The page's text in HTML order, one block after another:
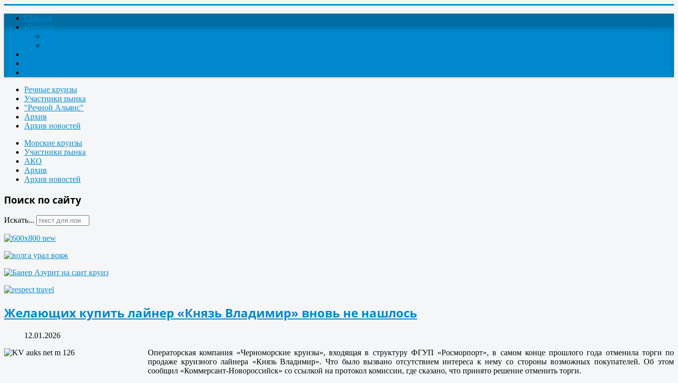
Главная
Новости
Речные круизы
Участники рынка
"Речной Альянс"
Архив
Архив новостей
Морские круизы
Участники рынка
АКО
Архив
Архив новостей
Поиск по сайту
Искать...
Желающих купить лайнер «Князь Владимир» вновь не нашлось
12.01.2026
Операторская компания «Черноморские круизы», входящая в структуру ФГУП «Росморпорт», в самом конце прошлого года отменила торги по
продаже круизного лайнера «Князь Владимир». Что было вызвано отсутствием интереса к нему со стороны возможных покупателей. Об этом
сообщил «Коммерсант-Новороссийск» со ссылкой на протокол комиссии, где сказано, что принято решение отменить торги.